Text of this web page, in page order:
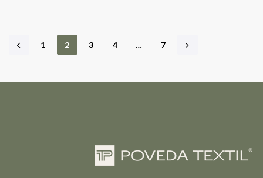
1 2 3 4 … 7